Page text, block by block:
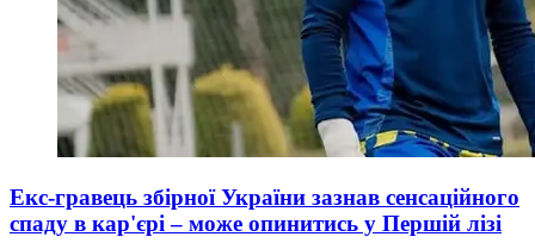
Екс-гравець збірної України зазнав сенсаційного
спаду в кар'єрі – може опинитись у Першій лізі